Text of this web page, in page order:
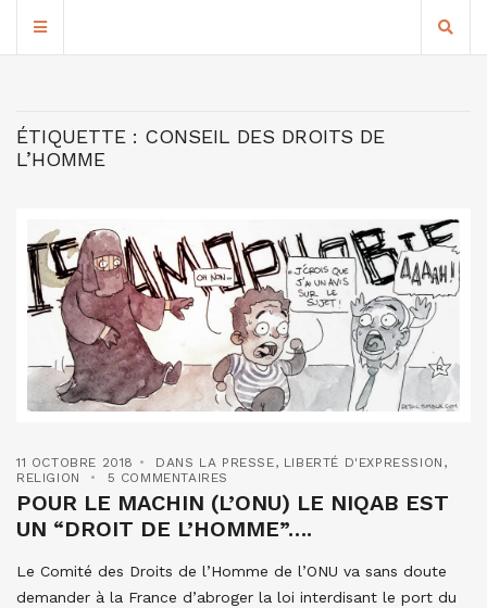
ÉTIQUETTE : CONSEIL DES DROITS DE
L’HOMME
11 OCTOBRE 2018 DANS LA PRESSE, LIBERTÉ D'EXPRESSION ,
RELIGION
5 COMMENTAIRES
POUR LE MACHIN (L’ONU) LE NIQAB EST
UN “DROIT DE L’HOMME”….
Le Comité des Droits de l’Homme de l’ONU va sans doute
demander à la France d’abroger la loi interdisant le port du